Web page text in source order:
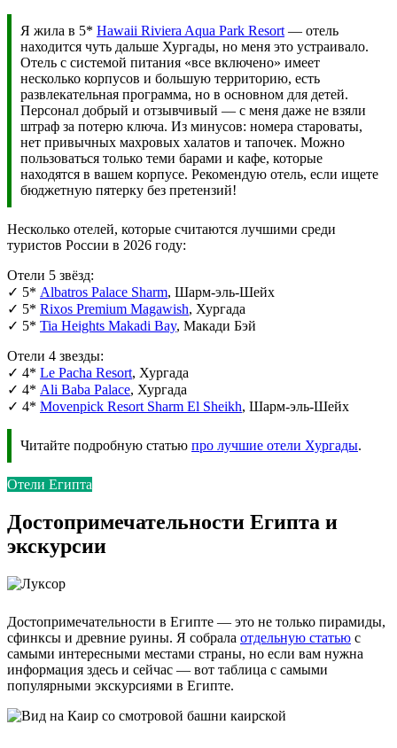
Я жила в 5* Hawaii Riviera Aqua Park Resort — отель
находится чуть дальше Хургады, но меня это устраивало.
Отель с системой питания «все включено» имеет
несколько корпусов и большую территорию, есть
развлекательная программа, но в основном для детей.
Персонал добрый и отзывчивый — с меня даже не взяли
штраф за потерю ключа. Из минусов: номера староваты,
нет привычных махровых халатов и тапочек. Можно
пользоваться только теми барами и кафе, которые
находятся в вашем корпусе. Рекомендую отель, если ищете
бюджетную пятерку без претензий!
Несколько отелей, которые считаются лучшими среди
туристов России в 2026 году:
Отели 5 звёзд:
✓ 5* Albatros Palace Sharm, Шарм-эль-Шейх
✓ 5* Rixos Premium Magawish, Хургада
✓ 5* Tia Heights Makadi Bay, Макади Бэй
Отели 4 звезды:
✓ 4* Le Pacha Resort, Хургада
✓ 4* Ali Baba Palace, Хургада
✓ 4* Movenpick Resort Sharm El Sheikh, Шарм-эль-Шейх
Читайте подробную статью про лучшие отели Хургады.
Отели Египта
Достопримечательности Египта и
экскурсии
Достопримечательности в Египте — это не только пирамиды,
сфинксы и древние руины. Я собрала отдельную статью с
самыми интересными местами страны, но если вам нужна
информация здесь и сейчас — вот таблица с самыми
популярными экскурсиями в Египте.